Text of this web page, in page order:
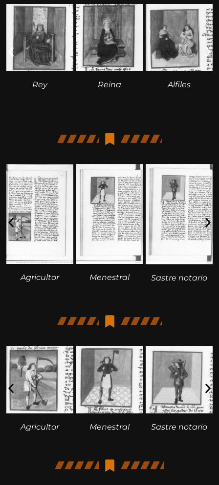
Rey Reina Alfiles
Agricultor Menestral Sastre notario
Agricultor Menestral Sastre notario